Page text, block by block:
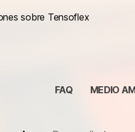
sobre Tensoflex
FAQ MEDIO